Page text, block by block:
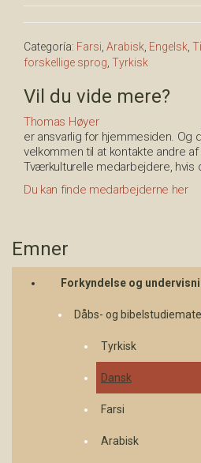
Emner
Forkyndelse og
Dåbs- og
Tyrkisk
Dansk
Farsi
Arabisk
Categoría: Farsi Arabisk Engelsk
forskellige sprog Tyrkisk
Vil du vide mere?
Thomas Høyer
er ansvarlig for hjemmesiden. Og
velkommen til at kontakte andre
Tværkulturelle medarbejdere, hvis
Du kan finde medarbejderne her